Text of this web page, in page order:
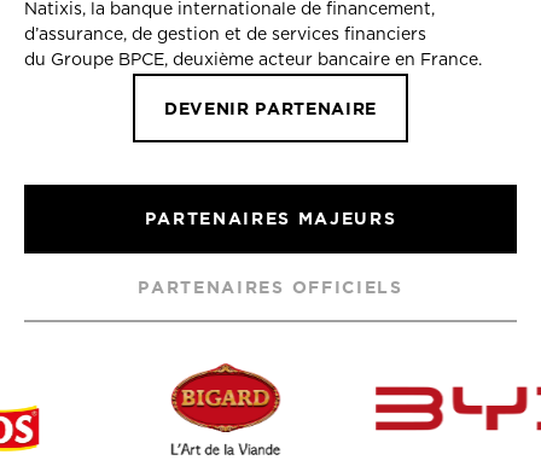
Natixis, la banque internationale de financement,
d’assurance, de gestion et de services financiers
du Groupe BPCE, deuxième acteur bancaire en France.
DEVENIR PARTENAIRE
PARTENAIRES MAJEURS
PARTENAIRES OFFICIELS